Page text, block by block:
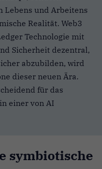
Lebens und Arbeitens
Realität. Web3
Technologie mit
Sicherheit dezentral,
abzubilden, wird
dieser neuen Ära.
für das
einer von AI
symbiotische